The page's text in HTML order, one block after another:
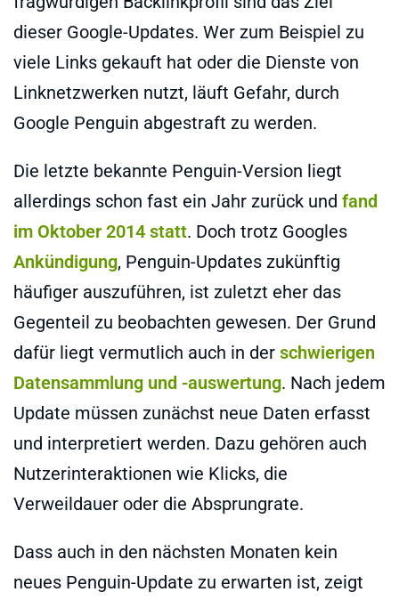
dieser Google-Updates. Wer zum Beispiel zu
viele Links gekauft hat oder die Dienste von
Linknetzwerken nutzt, läuft Gefahr, durch
Google Penguin abgestraft zu werden.
Die letzte bekannte Penguin-Version liegt
allerdings schon fast ein Jahr zurück und fand
im Oktober 2014 statt. Doch trotz Googles
Ankündigung, Penguin-Updates zukünftig
häufiger auszuführen, ist zuletzt eher das
Gegenteil zu beobachten gewesen. Der Grund
dafür liegt vermutlich auch in der schwierigen
Datensammlung und -auswertung. Nach jedem
Update müssen zunächst neue Daten erfasst
und interpretiert werden. Dazu gehören auch
Nutzerinteraktionen wie Klicks, die
Verweildauer oder die Absprungrate.
Dass auch in den nächsten Monaten kein
neues Penguin-Update zu erwarten ist, zeigt